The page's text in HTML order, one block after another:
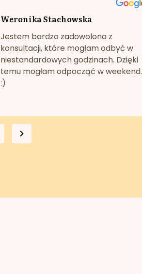
Weronika Stachowska
Jestem bardzo zadowolona z
konsultacji, które mogłam odbyć w
niestandardowych godzinach. Dzięki
temu mogłam odpocząć w weekend.
:)